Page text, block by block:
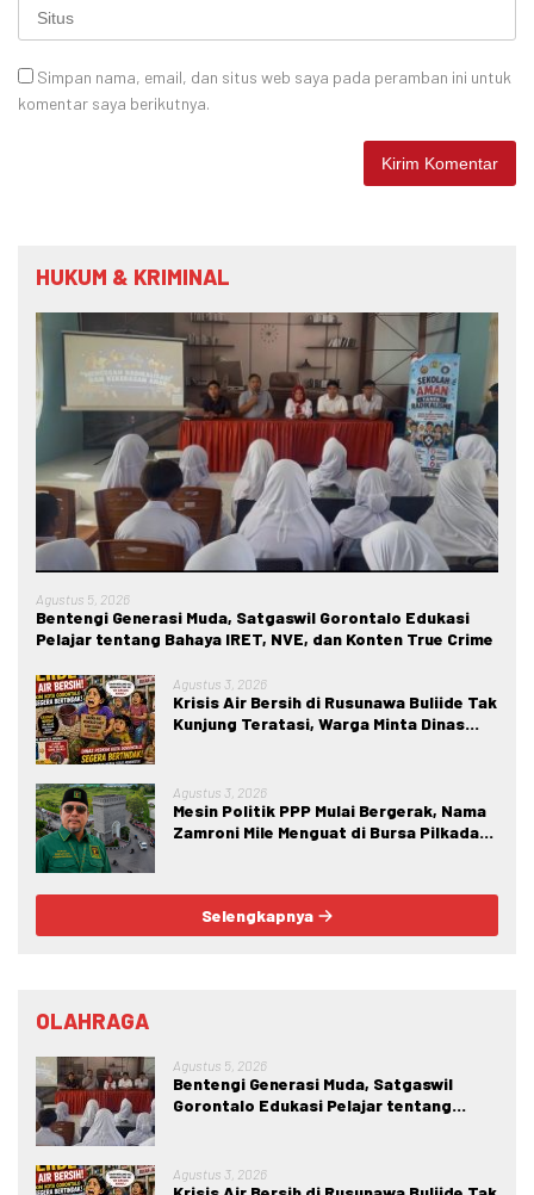
Simpan nama, email, dan situs web saya pada peramban ini untuk
komentar saya berikutnya.
HUKUM & KRIMINAL
Agustus 5, 2026
Bentengi Generasi Muda, Satgaswil Gorontalo Edukasi
Pelajar tentang Bahaya IRET, NVE, dan Konten True Crime
Agustus 3, 2026
Krisis Air Bersih di Rusunawa Buliide Tak
Kunjung Teratasi, Warga Minta Dinas
Agustus 3, 2026
Mesin Politik PPP Mulai Bergerak, Nama
Zamroni Mile Menguat di Bursa Pilkada
Selengkapnya
OLAHRAGA
Agustus 5, 2026
Bentengi Generasi Muda, Satgaswil
Gorontalo Edukasi Pelajar tentang
Agustus 3, 2026